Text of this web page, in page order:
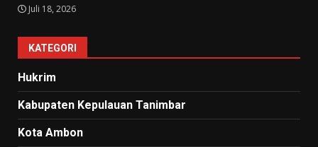
Juli 18, 2026
KATEGORI
Hukrim
Kabupaten Kepulauan Tanimbar
Kota Ambon